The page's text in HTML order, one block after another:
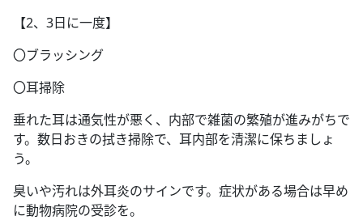
【2、3日に一度】
〇ブラッシング
〇耳掃除
垂れた耳は通気性が悪く、内部で雑菌の繁殖が進みがちで
す。数日おきの拭き掃除で、耳内部を清潔に保ちましょ
う。
臭いや汚れは外耳炎のサインです。症状がある場合は早め
に動物病院の受診を。